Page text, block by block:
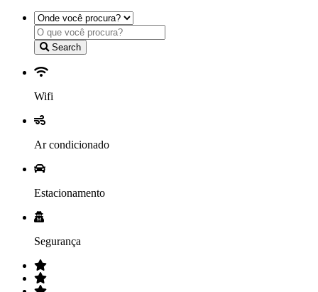
Search
Wifi
Ar condicionado
Estacionamento
Segurança